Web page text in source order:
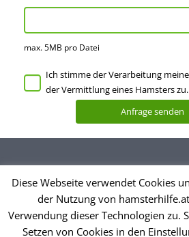
max. 5MB pro Datei
Ich stimme der Verarbeitung
der Vermittlung eines Hamsters zu.
Impressum
Diese Webseite verwendet Cookies
der Nutzung von
Verwendung dieser Technologien zu.
Setzen von Cookies in den